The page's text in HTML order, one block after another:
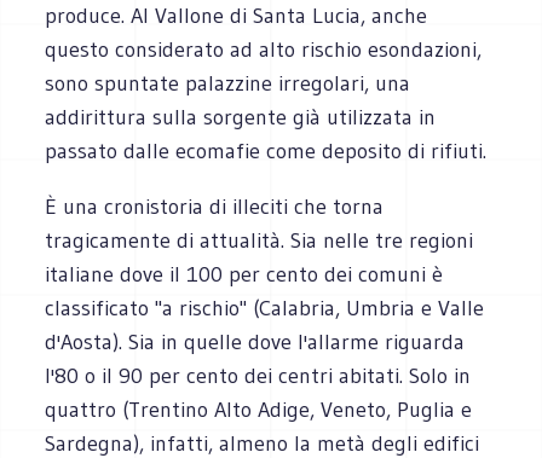
produce. Al Vallone di Santa Lucia, anche
questo considerato ad alto rischio esondazioni,
sono spuntate palazzine irregolari, una
addirittura sulla sorgente già utilizzata in
passato dalle ecomafie come deposito di rifiuti.
È una cronistoria di illeciti che torna
tragicamente di attualità. Sia nelle tre regioni
italiane dove il 100 per cento dei comuni è
classificato "a rischio" (Calabria, Umbria e Valle
d'Aosta). Sia in quelle dove l'allarme riguarda
l'80 o il 90 per cento dei centri abitati. Solo in
quattro (Trentino Alto Adige, Veneto, Puglia e
Sardegna), infatti, almeno la metà degli edifici